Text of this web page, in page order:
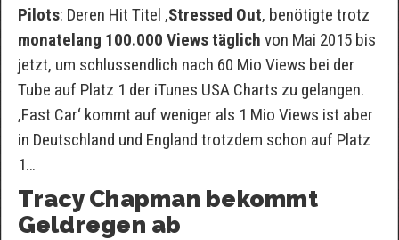
Pilots: Deren Hit Titel ‚Stressed Out‚ benötigte trotz
monatelang 100.000 Views täglich von Mai 2015 bis
jetzt, um schlussendlich nach 60 Mio Views bei der
Tube auf Platz 1 der iTunes USA Charts zu gelangen.
‚Fast Car‘ kommt auf weniger als 1 Mio Views ist aber
in Deutschland und England trotzdem schon auf Platz
1…
Tracy Chapman bekommt
Geldregen ab